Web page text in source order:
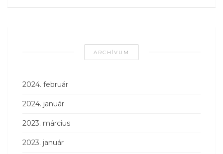
ARCHÍVUM
2024. február
2024. január
2023. március
2023. január